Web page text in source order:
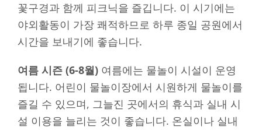
꽃구경과 함께 피크닉을 즐깁니다. 이 시기에는
야외활동이 가장 쾌적하므로 하루 종일 공원에서
시간을 보내기에 좋습니다.
여름 시즌 (6-8월) 여름에는 물놀이 시설이 운영
됩니다. 어린이 물놀이장에서 시원하게 물놀이를
즐길 수 있으며, 그늘진 곳에서의 휴식과 실내 시
설 이용을 늘리는 것이 좋습니다. 온실이나 실내